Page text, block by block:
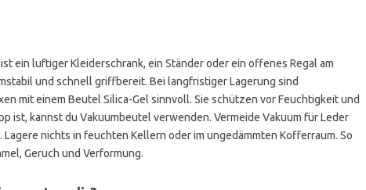
ein luftiger Kleiderschrank, ein Ständer oder ein offenes Regal am
und schnell griffbereit. Bei langfristiger Lagerung sind
mit einem Beutel Silica-Gel sinnvoll. Sie schützen vor Feuchtigkeit und
ist, kannst du Vakuumbeutel verwenden. Vermeide Vakuum für Leder
Lagere nichts in feuchten Kellern oder im ungedämmten Kofferraum. So
Geruch und Verformung.